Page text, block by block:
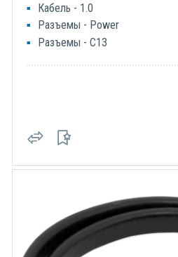
Кабель - 1.0
Разъемы - Power
Разъемы - C13